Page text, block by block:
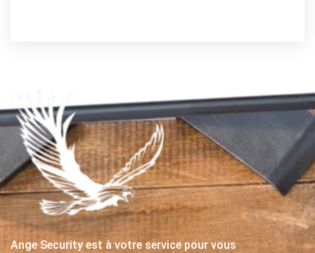
Ange Security est à votre service pour vous